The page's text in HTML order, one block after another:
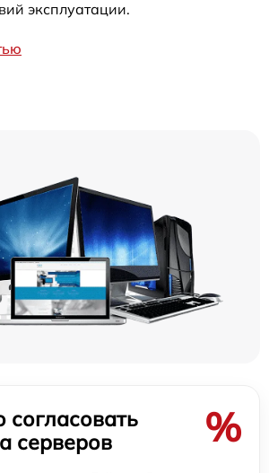
эксплуатации.
серверов
%